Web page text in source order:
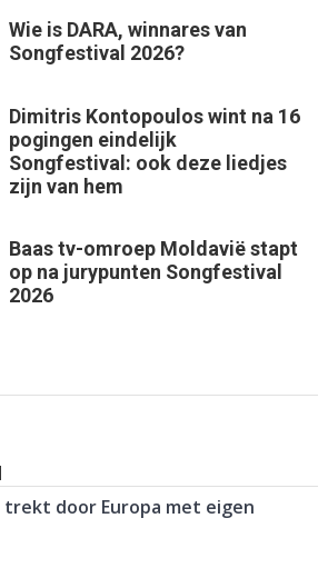
Wie is DARA, winnares van
Songfestival 2026?
Dimitris Kontopoulos wint na 16
pogingen eindelijk
Songfestival: ook deze liedjes
zijn van hem
Baas tv-omroep Moldavië stapt
op na jurypunten Songfestival
2026
trekt door Europa met eigen